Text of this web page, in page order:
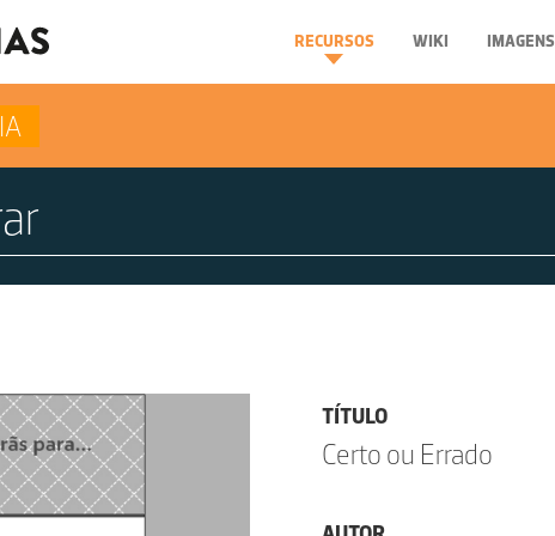
RECURSOS WIKI IMAGENS
TÍTULO
Certo ou Errado